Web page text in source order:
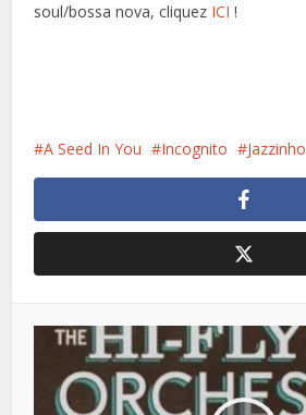
soul/bossa nova, cliquez ICI!
A Seed In You Incognito Jazzinho